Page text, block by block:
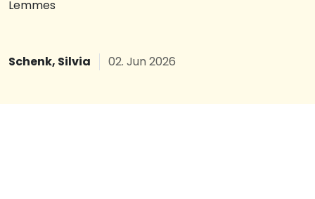
Lemmes
Schenk, Silvia 02. Jun 2026